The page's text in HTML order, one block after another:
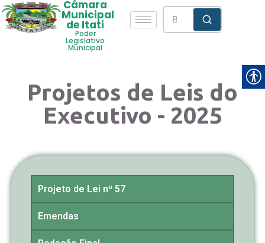
Câmara
Municipal
de Itati
Poder
Legislativo
Municipal
Projetos de Leis do
Executivo - 2025
Projeto de Lei nº 57
Emendas